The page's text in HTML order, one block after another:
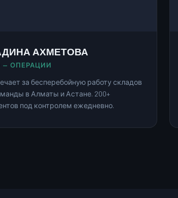
АХМЕТОВА
— ОПЕРАЦИИ
за бесперебойную работу складов
в Алматы и Астане. 200+
под контролем ежедневно.